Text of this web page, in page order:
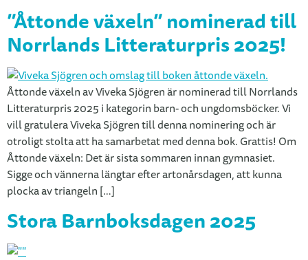
”Åttonde växeln” nominerad till
Norrlands Litteraturpris 2025!
Åttonde växeln av Viveka Sjögren är nominerad till Norrlands
Litteraturpris 2025 i kategorin barn- och ungdomsböcker. Vi
vill gratulera Viveka Sjögren till denna nominering och är
otroligt stolta att ha samarbetat med denna bok. Grattis! Om
Åttonde växeln: Det är sista sommaren innan gymnasiet.
Sigge och vännerna längtar efter artonårsdagen, att kunna
plocka av triangeln […]
Stora Barnboksdagen 2025